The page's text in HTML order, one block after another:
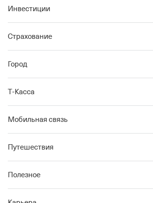
Инвестиции
Страхование
Город
Т‑Касса
Мобильная связь
Путешествия
Полезное